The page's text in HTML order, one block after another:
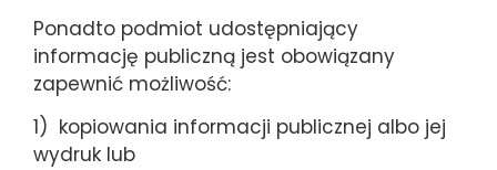
Ponadto podmiot udostępniający
informację publiczną jest obowiązany
zapewnić możliwość:
1) kopiowania informacji publicznej albo jej
wydruk lub